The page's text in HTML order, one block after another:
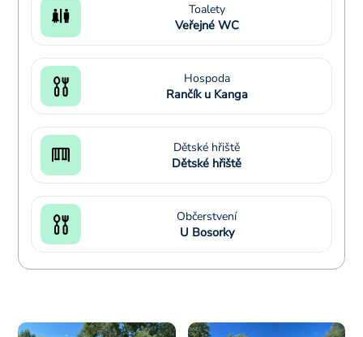
Toalety
Veřejné WC
Hospoda
Rančík u Kanga
Dětské hřiště
Dětské hřiště
Občerstvení
U Bosorky